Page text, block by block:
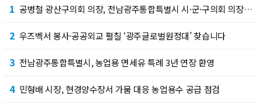
1 공병철 광산구의회 의장, 전남광주통합특별시 시·군·구의회 의장협의회 부회장 선출
2 우즈벡서 봉사·공공외교 펼칠 ‘광주글로벌원정대’ 찾습니다
3 전남광주통합특별시, 농업용 면세유 특례 3년 연장 환영
4 민형배 시장, 현경양수장서 가뭄 대응 농업용수 공급 점검